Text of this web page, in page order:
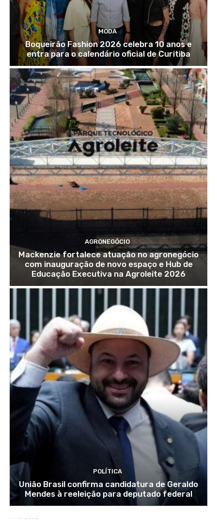
MODA
Boqueirão Fashion 2026 celebra 10 anos e
entra para o calendário oficial de Curitiba
AGRONEGÓCIO
Mackenzie fortalece atuação no agronegócio
com inauguração de novo espaço e Hub de
Educação Executiva na Agroleite 2026
POLÍTICA
União Brasil confirma candidatura de Geraldo
Mendes à reeleição para deputado federal